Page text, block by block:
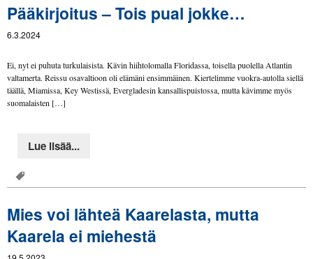
Pääkirjoitus – Tois pual jokke…
6.3.2024
Ei, nyt ei puhuta turkulaisista. Kävin hiihtolomalla Floridassa, toisella puolella Atlantin
valtamerta. Reissu osavaltioon oli elämäni ensimmäinen. Kiertelimme vuokra-autolla siellä
täällä, Miamissa, Key Westissä, Evergladesin kansallispuistossa, mutta kävimme myös
suomalaisten […]
Lue lisää...
Mies voi lähteä Kaarelasta, mutta
Kaarela ei miehestä